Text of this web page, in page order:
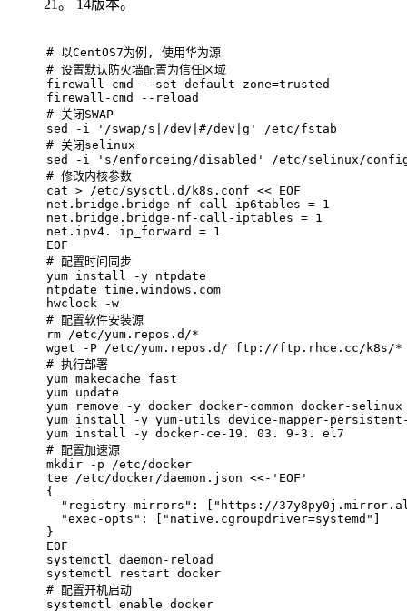
21。 14版本。
# 以CentOS7为例, 使用华为源
# 设置默认防火墙配置为信任区域
firewall-cmd --set-default-zone=trusted
firewall-cmd --reload
# 关闭SWAP
sed -i '/swap/s|/dev|#/dev|g' /etc/fstab
# 关闭selinux
sed -i 's/enforceing/disabled' /etc/selinux/
# 修改内核参数
cat > /etc/sysctl.d/k8s.conf << EOF
net.bridge.bridge-nf-call-ip6tables = 1
net.bridge.bridge-nf-call-iptables = 1
net.ipv4. ip_forward = 1
EOF
# 配置时间同步
yum install -y ntpdate
ntpdate time.windows.com
hwclock -w
# 配置软件安装源
rm /etc/yum.repos.d/*
wget -P /etc/yum.repos.d/ ftp://ftp.rhce.cc/k8s/*
# 执行部署
yum makecache fast
yum update
yum remove -y docker docker-common docker-
yum install -y yum-utils device-mapper-
yum install -y docker-ce-19. 03. 9-3. el7
# 配置加速源
mkdir -p /etc/docker
tee /etc/docker/daemon.json <<-'EOF'
{
"registry-mirrors": ["https://
  "exec-opts": ["native.cgroupdriver=systemd"]
}
EOF
systemctl daemon-reload
systemctl restart docker
# 配置开机启动
systemctl enable docker